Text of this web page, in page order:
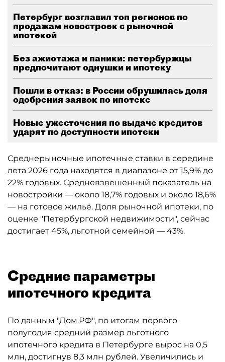
Петербург возглавил топ регионов по
продажам новостроек с рыночной
ипотекой
Без ажиотажа и паники: петербуржцы
предпочитают однушки и ипотеку
Пошли в отказ: в России обрушилась доля
одобрения заявок по ипотеке
Новые ужесточения по выдаче кредитов
ударят по доступности ипотеки
Среднерыночные ипотечные ставки в середине
лета 2026 года находятся в диапазоне от 15,9% до
22% годовых. Средневзвешенный показатель на
новостройки — около 18,7% годовых и около 18,6%
— на готовое жильё. Доля рыночной ипотеки, по
оценке "Петербургской недвижимости", сейчас
достигает 45%, льготной семейной — 43%.
Средние параметры
ипотечного кредита
По данным "Дом.РФ", по итогам первого
полугодия средний размер льготного
ипотечного кредита в Петербурге вырос на 0,5
млн, достигнув 8,3 млн рублей. Увеличились и